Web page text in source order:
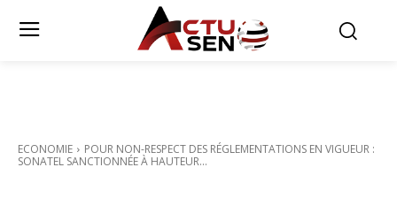
ECONOMIE
POUR NON-RESPECT DES RÉGLEMENTATIONS EN VIGUEUR :
SONATEL SANCTIONNÉE À HAUTEUR...